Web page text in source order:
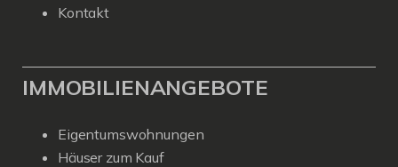
Kontakt
IMMOBILIENANGEBOTE
Eigentumswohnungen
Häuser zum Kauf